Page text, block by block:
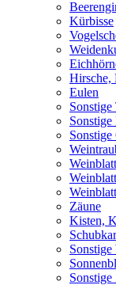
Kürbisse
Hirsche,
Eulen
Sonstige
Sonstige
Zäune
Kisten,